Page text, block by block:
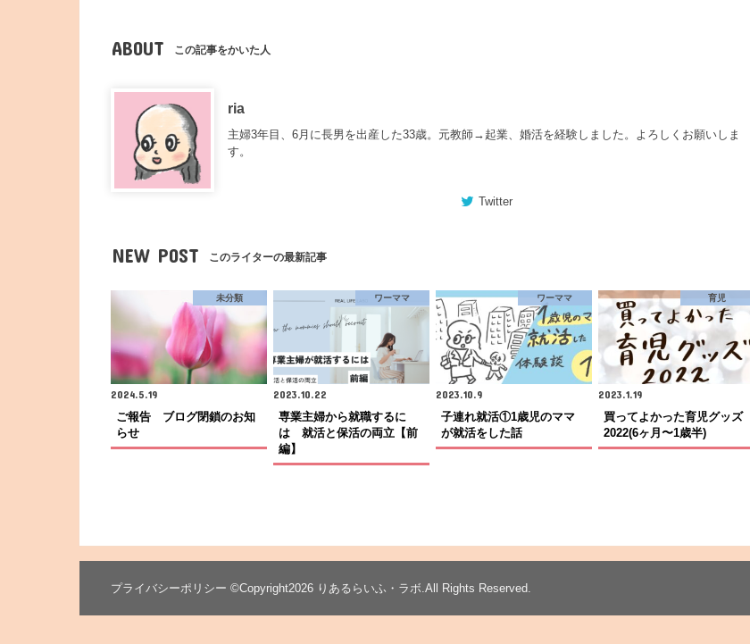
ABOUT この記事をかいた人
ria
主婦3年目、6月に長男を出産した33歳。元教師→起業、婚活を経験しました。よろしくお願いしま
す。
Twitter
NEW POST このライターの最新記事
未分類
2024.5.19
ご報告 ブログ閉鎖のお知
らせ
ワーママ
2023.10.22
専業主婦から就職するに
は 就活と保活の両立【前
編】
ワーママ
2023.10.9
子連れ就活①1歳児のママ
が就活をした話
育児
2023.1.19
買ってよかった育児グッズ
2022(6ヶ月〜1歳半)
プライバシーポリシー ©Copyright2026 りあるらいふ・ラボ .All Rights Reserved.